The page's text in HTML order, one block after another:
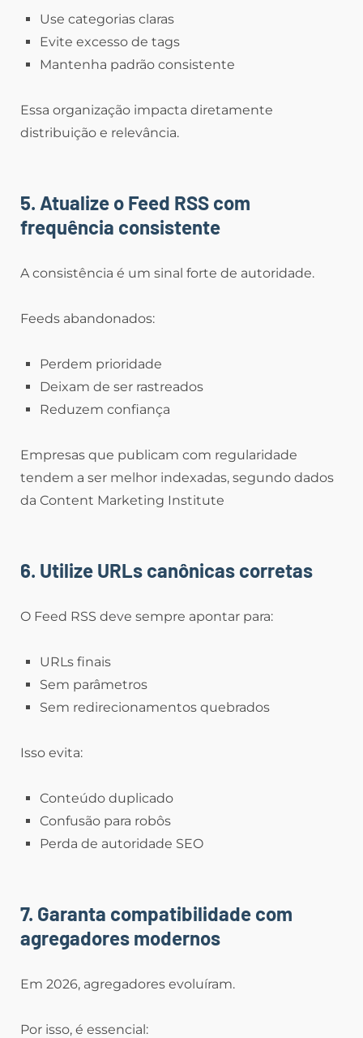
Use categorias claras
Evite excesso de tags
Mantenha padrão consistente
Essa organização impacta diretamente
distribuição e relevância.
5. Atualize o Feed RSS com
frequência consistente
A consistência é um sinal forte de autoridade.
Feeds abandonados:
Perdem prioridade
Deixam de ser rastreados
Reduzem confiança
Empresas que publicam com regularidade
tendem a ser melhor indexadas, segundo dados
da Content Marketing Institute
6. Utilize URLs canônicas corretas
O Feed RSS deve sempre apontar para:
URLs finais
Sem parâmetros
Sem redirecionamentos quebrados
Isso evita:
Conteúdo duplicado
Confusão para robôs
Perda de autoridade SEO
7. Garanta compatibilidade com
agregadores modernos
Em 2026, agregadores evoluíram.
Por isso, é essencial: